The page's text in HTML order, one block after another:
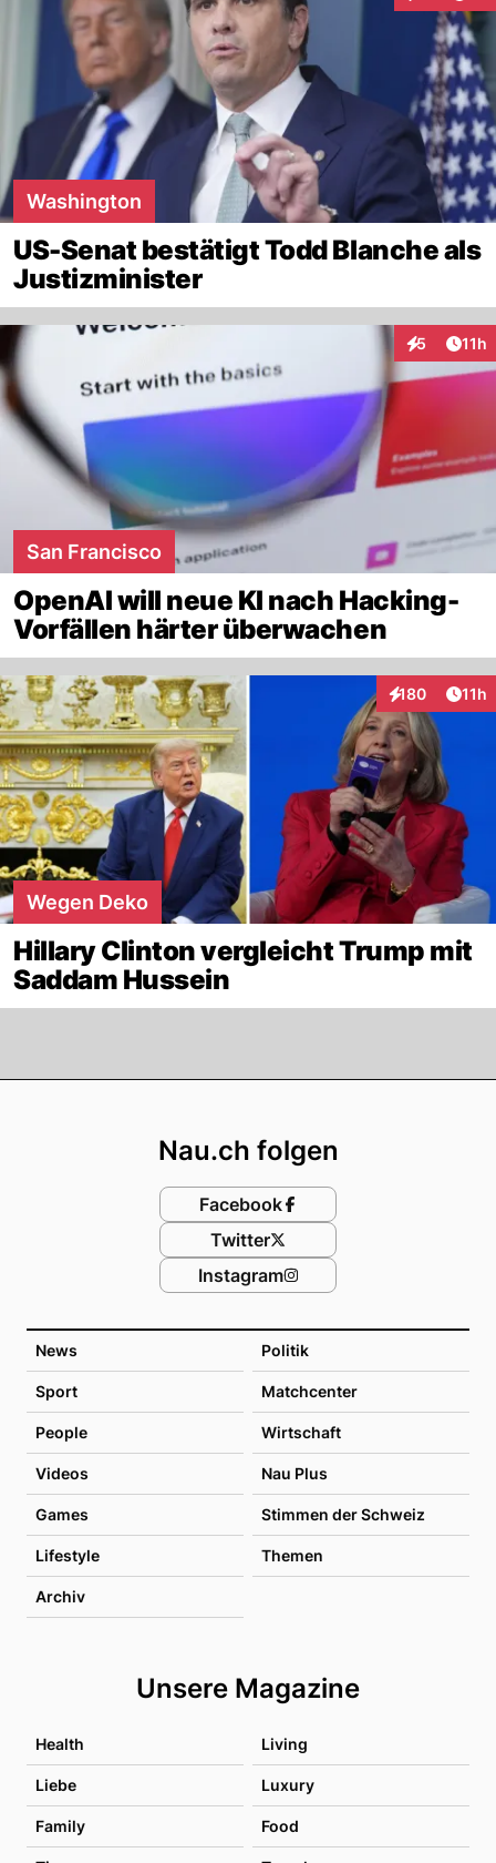
Washington
US-Senat bestätigt Todd Blanche als
Justizminister
5 11h
San Francisco
OpenAI will neue KI nach Hacking-
Vorfällen härter überwachen
180
Interaktionen
11h
Wegen Deko
Hillary Clinton vergleicht Trump mit
Saddam Hussein
News Politik
Sport Matchcenter
People Wirtschaft
Videos Nau Plus
Games Stimmen der Schweiz
Lifestyle Themen
Archiv
Unsere Magazine
Health Living
Liebe Luxury
Family Food
Nau.ch folgen
Facebook
Twitter
Instagram